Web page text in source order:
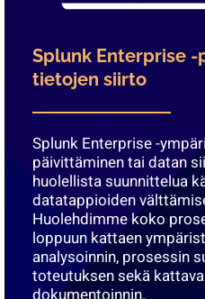
Splunk Enterprise -
tietojen siirto
Splunk Enterprise -
päivittäminen tai datan
huolellista suunnittelua
datatappioiden
Huolehdimme koko
loppuun kattaen
analysoinnin, prosessin
toteutuksen sekä